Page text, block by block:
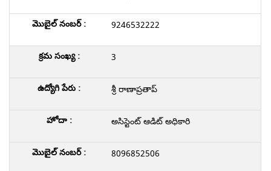
9246532222
3
శ్రీ రాణాప్రతాప్
అసిస్టెంట్ ఆడిట్ అధికారి
8096852506